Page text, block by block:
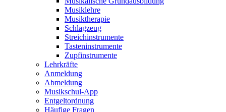
Musiklehre
Musiktherapie
Schlagzeug
Streichinstrumente
Tasteninstrumente
Zupfinstrumente
Lehrkräfte
Anmeldung
Abmeldung
Musikschul-App
Entgeltordnung
Häufige Fragen